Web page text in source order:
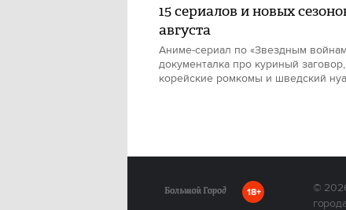
15 сериалов и новых
августа
Аниме-сериал по «Звездным
документалка про куриный заговор,
корейские ромкомы и шведский
18+ ©